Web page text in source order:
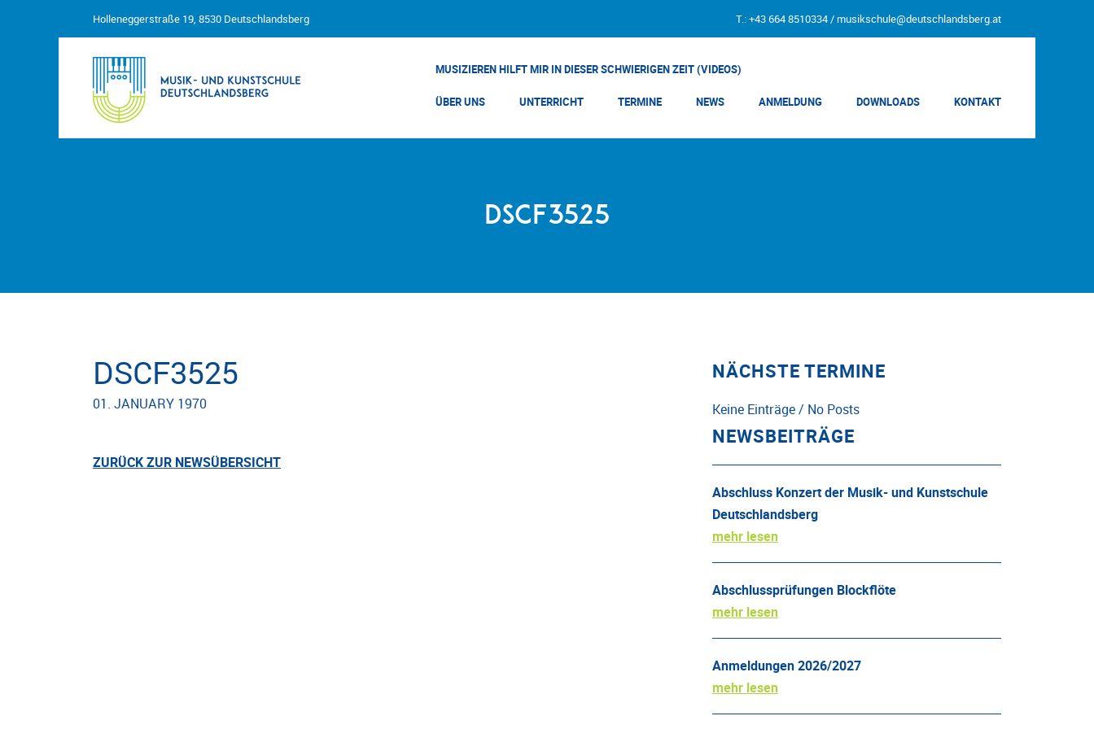
Holleneggerstraße 19, 8530 Deutschlandsberg T.: +43 664 8510334 / musikschule@deutschlandsberg.at
MUSIZIEREN HILFT MIR IN DIESER SCHWIERIGEN ZEIT (VIDEOS)
ÜBER UNS UNTERRICHT TERMINE NEWS ANMELDUNG DOWNLOADS KONTAKT
DSCF3525
DSCF3525
01. JANUARY 1970
ZURÜCK ZUR NEWSÜBERSICHT
NÄCHSTE TERMINE
Keine Einträge / No Posts
NEWSBEITRÄGE
Abschluss Konzert der Musik- und Kunstschule
Deutschlandsberg
mehr lesen
Abschlussprüfungen Blockflöte
mehr lesen
Anmeldungen 2026/2027
mehr lesen